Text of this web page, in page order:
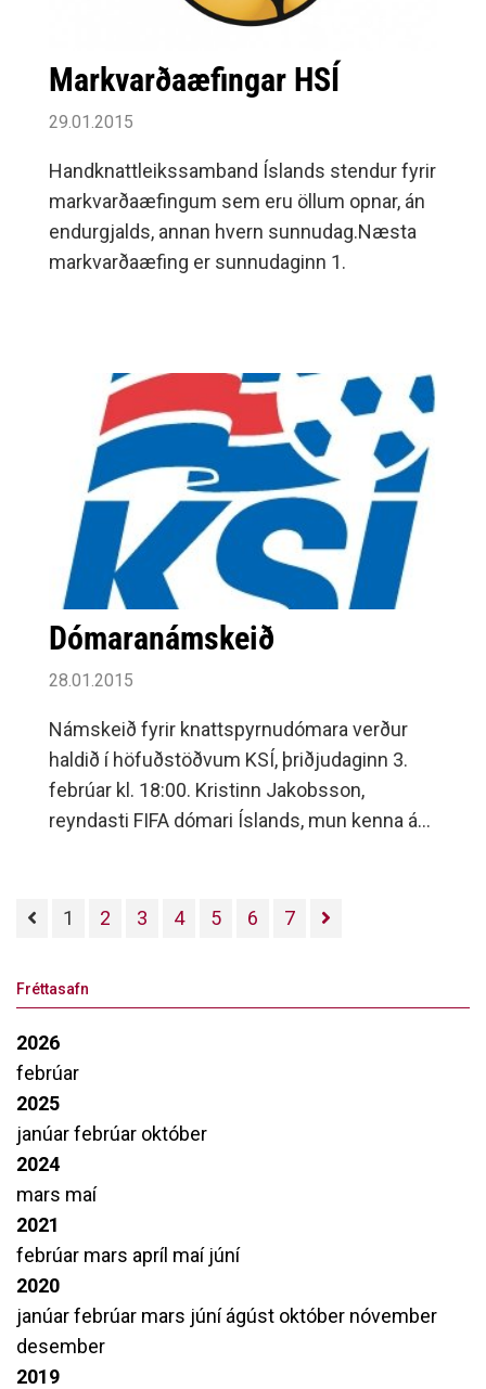
Markvarðaæfingar HSÍ
29.01.2015
Handknattleikssamband Íslands stendur fyrir
markvarðaæfingum sem eru öllum opnar, án
endurgjalds, annan hvern sunnudag.Næsta
markvarðaæfing er sunnudaginn 1.
Dómaranámskeið
28.01.2015
Námskeið fyrir knattspyrnudómara verður
haldið í höfuðstöðvum KSÍ, þriðjudaginn 3.
febrúar kl. 18:00. Kristinn Jakobsson,
reyndasti FIFA dómari Íslands, mun kenna á
1
2 3 4 5 6 7
Fréttasafn
2026
febrúar
2025
janúarfebrúar október
2024
mars maí
2021
febrúar mars apríl maí júní
2020
janúarfebrúar mars júníágúst október nóvember
desember
2019